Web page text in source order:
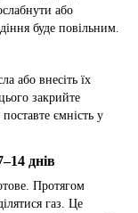
або
буде повільним.
або внесіть їх
закрийте
ємність у
днів
Протягом
газ. Це